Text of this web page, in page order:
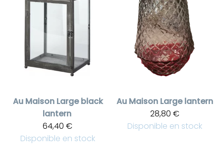
Au Maison Large black
lantern
64,40 €
Disponible en stock
Au Maison Large lantern
28,80 €
Disponible en stock